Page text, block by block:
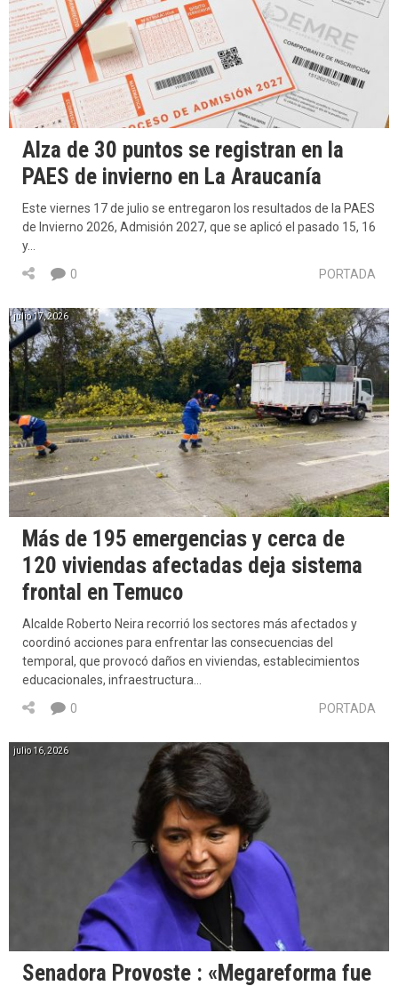
Alza de 30 puntos se registran en la
PAES de invierno en La Araucanía
Este viernes 17 de julio se entregaron los resultados de la PAES
de Invierno 2026, Admisión 2027, que se aplicó el pasado 15, 16
y…
PORTADA
0
julio 17, 2026
Más de 195 emergencias y cerca de
120 viviendas afectadas deja sistema
frontal en Temuco
Alcalde Roberto Neira recorrió los sectores más afectados y
coordinó acciones para enfrentar las consecuencias del
temporal, que provocó daños en viviendas, establecimientos
educacionales, infraestructura…
PORTADA
0
julio 16, 2026
Senadora Provoste : «Megareforma fue